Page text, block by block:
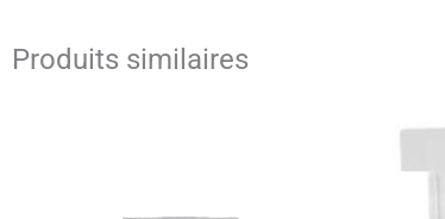
Produits similaires